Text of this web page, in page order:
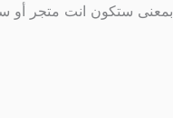
بمعنى ستكون انت متجر أو